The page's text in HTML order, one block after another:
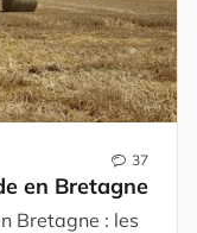
37
en Bretagne
Bretagne : les